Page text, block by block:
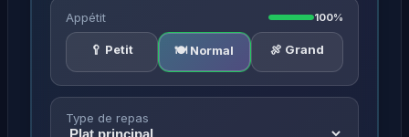
Appétit 100%
🥄 Petit 🍽️ Normal 🍖 Grand
Type de repas